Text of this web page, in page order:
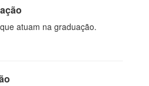
atuam na graduação.